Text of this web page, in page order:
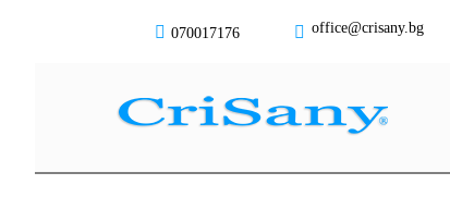
070017176 office@crisany.bg